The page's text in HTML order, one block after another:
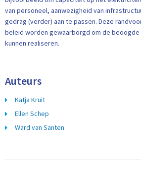
van personeel, aanwezigheid van
gedrag (verder) aan te passen. Deze
beleid worden gewaarborgd om de
kunnen realiseren.
Auteurs
Katja Kruit
Ellen Schep
Ward van Santen